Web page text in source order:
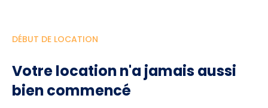
DÉBUT DE LOCATION
Votre location n'a jamais aussi
bien commencé